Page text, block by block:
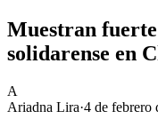
Muestran fuerte
solidarense en
A
Ariadna Lira·4 de febrero